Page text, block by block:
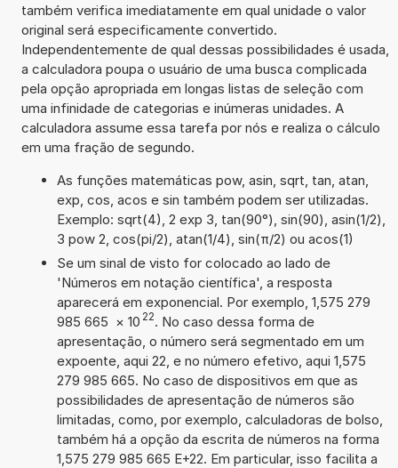
também verifica imediatamente em qual unidade o valor
original será especificamente convertido.
Independentemente de qual dessas possibilidades é usada,
a calculadora poupa o usuário de uma busca complicada
pela opção apropriada em longas listas de seleção com
uma infinidade de categorias e inúmeras unidades. A
calculadora assume essa tarefa por nós e realiza o cálculo
em uma fração de segundo.
As funções matemáticas pow, asin, sqrt, tan, atan,
exp, cos, acos e sin também podem ser utilizadas.
Exemplo: sqrt(4), 2 exp 3, tan(90°), sin(90), asin(1/2),
3 pow 2, cos(pi/2), atan(1/4), sin(π/2) ou acos(1)
Se um sinal de visto for colocado ao lado de
'Números em notação científica', a resposta
aparecerá em exponencial. Por exemplo, 1,575 279
985 665 × 10 22. No caso dessa forma de
apresentação, o número será segmentado em um
expoente, aqui 22, e no número efetivo, aqui 1,575
279 985 665. No caso de dispositivos em que as
possibilidades de apresentação de números são
limitadas, como, por exemplo, calculadoras de bolso,
também há a opção da escrita de números na forma
1,575 279 985 665 E+22. Em particular, isso facilita a